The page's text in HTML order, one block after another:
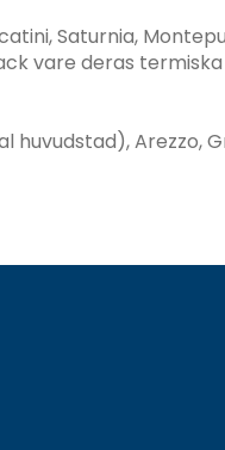
Saturnia,
vare deras
huvudstad), Arezzo,